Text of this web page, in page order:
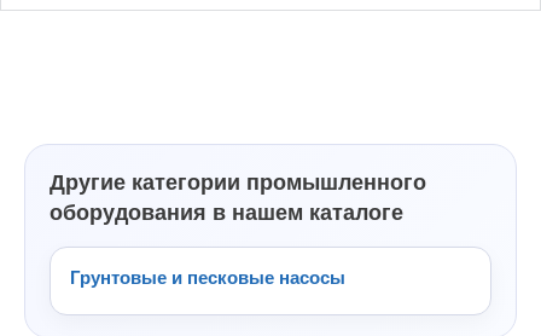
Другие категории промышленного
оборудования в нашем каталоге
Грунтовые и песковые насосы